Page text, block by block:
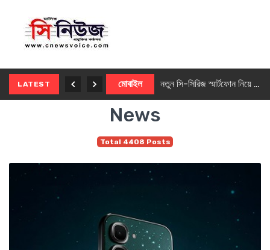
LATEST মোবাইল নতুন সি-সিরিজ স্মার্টফোন নিয়ে আসছে রিয়েলমি
News
Total 4408 Posts